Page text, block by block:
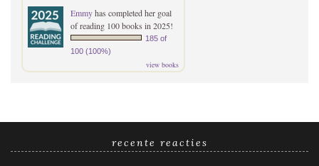
Emmyhas completed her goal
of reading 100 books in 2025!
185 of
100 (100%)
view books
recente reacties